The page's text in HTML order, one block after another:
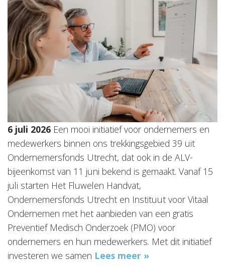
6 juli 2026 Een mooi initiatief voor ondernemers en
medewerkers binnen ons trekkingsgebied 39 uit
Ondernemersfonds Utrecht, dat ook in de ALV-
bijeenkomst van 11 juni bekend is gemaakt. Vanaf 15
juli starten Het Fluwelen Handvat,
Ondernemersfonds Utrecht en Instituut voor Vitaal
Ondernemen met het aanbieden van een gratis
Preventief Medisch Onderzoek (PMO) voor
ondernemers en hun medewerkers. Met dit initiatief
investeren we samen Lees meer »